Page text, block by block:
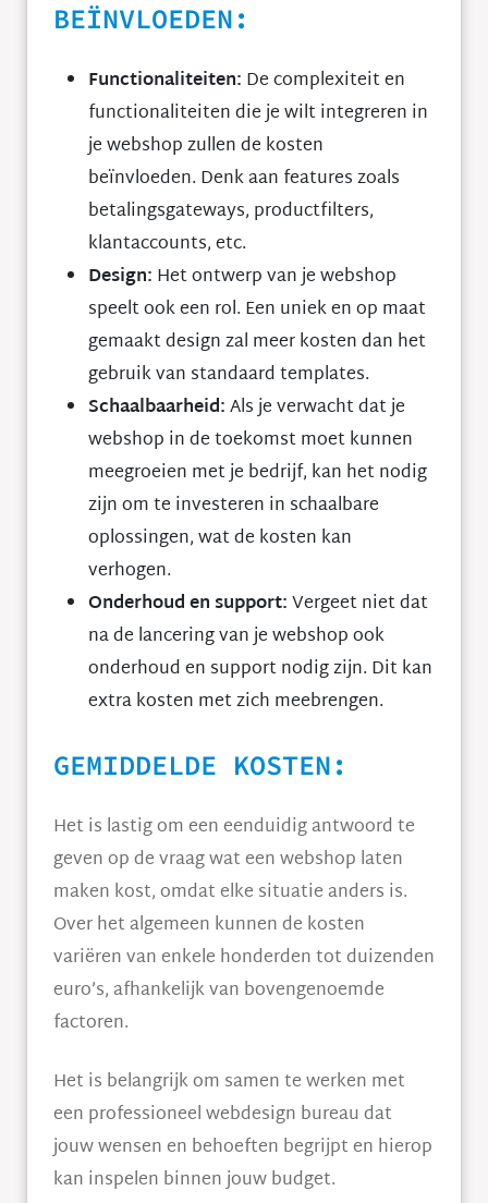
BEÏNVLOEDEN:
Functionaliteiten: De complexiteit en
functionaliteiten die je wilt integreren in
je webshop zullen de kosten
beïnvloeden. Denk aan features zoals
betalingsgateways, productfilters,
klantaccounts, etc.
Design: Het ontwerp van je webshop
speelt ook een rol. Een uniek en op maat
gemaakt design zal meer kosten dan het
gebruik van standaard templates.
Schaalbaarheid:Als je verwacht dat je
webshop in de toekomst moet kunnen
meegroeien met je bedrijf, kan het nodig
zijn om te investeren in schaalbare
oplossingen, wat de kosten kan
verhogen.
Onderhoud en support:Vergeet niet dat
na de lancering van je webshop ook
onderhoud en support nodig zijn. Dit kan
extra kosten met zich meebrengen.
GEMIDDELDE KOSTEN:
Het is lastig om een eenduidig antwoord te
geven op de vraag wat een webshop laten
maken kost, omdat elke situatie anders is.
Over het algemeen kunnen de kosten
variëren van enkele honderden tot duizenden
euro’s, afhankelijk van bovengenoemde
factoren.
Het is belangrijk om samen te werken met
een professioneel webdesign bureau dat
jouw wensen en behoeften begrijpt en hierop
kan inspelen binnen jouw budget.